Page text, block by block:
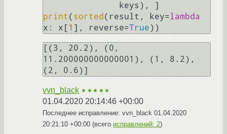
print ( sorted (result, key=lambda
x: x[ 1 ], reverse=True
[(3, 20.2), (0,
11.200000000000001), (1, 8.2),
(2, 0.6)]
vvn_black ★★★★★
01.04.2020 20:14:46 +00:00
Последнее исправление: vvn_black 01.04.2020
20:21:10 +00:00 (всего исправлений: 2)